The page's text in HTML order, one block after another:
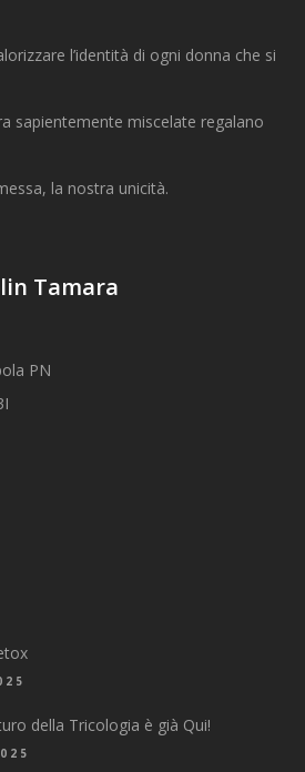
l’identità di ogni donna che si
sapientemente miscelate regalano
la nostra unicità.
Tamara
PN
della Tricologia è già Qui!